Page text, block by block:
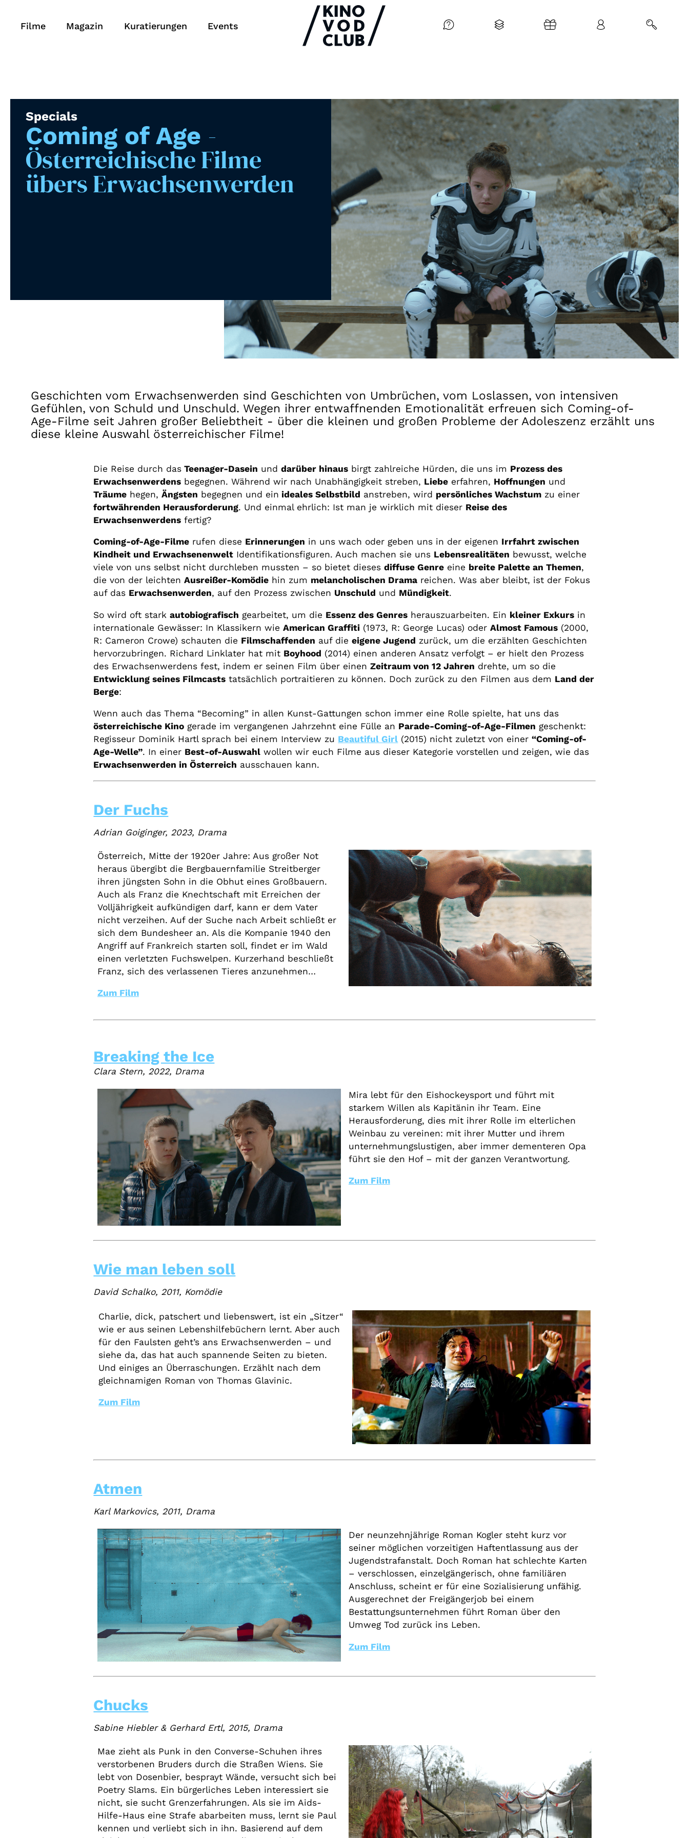
Kuratierungen
So geht’s
Filmpakete
Gutscheine
& Filmpässe
Account
Suche
Filme Magazin Kuratierungen Events
Specials
Coming of Age -
Österreichische Filme
übers Erwachsenwerden
Geschichten vom Erwachsenwerden sind Geschichten von Umbrüchen, vom Loslassen, von intensiven
Gefühlen, von Schuld und Unschuld. Wegen ihrer entwaffnenden Emotionalität erfreuen sich Coming-of-
Age-Filme seit Jahren großer Beliebtheit - über die kleinen und großen Probleme der Adoleszenz erzählt uns
diese kleine Auswahl österreichischer Filme!
Die Reise durch das Teenager-Dasein unddarüber hinaus birgt zahlreiche Hürden, die uns im Prozess des
Erwachsenwerdens begegnen. Während wir nach Unabhängigkeit streben, Liebe erfahren, Hoffnungen und
Träume hegen,Ängsten begegnen und ein ideales Selbstbild anstreben, wird persönliches Wachstum zu einer
fortwährenden Herausforderung. Und einmal ehrlich: Ist man je wirklich mit dieser Reise des
Erwachsenwerdens fertig?
Coming-of-Age-Filme rufen diese Erinnerungen in uns wach oder geben uns in der eigenen Irrfahrt zwischen
Kindheit und Erwachsenenwelt Identifikationsfiguren. Auch machen sie uns Lebensrealitäten bewusst, welche
viele von uns selbst nicht durchleben mussten – so bietet diesesdiffuse Genre eine breite Palette an Themen,
die von der leichtenAusreißer-Komödie hin zum melancholischen Drama reichen. Was aber bleibt, ist der Fokus
auf das Erwachsenwerden, auf den Prozess zwischen Unschuld und Mündigkeit.
So wird oft starkautobiografisch gearbeitet, um die Essenz des Genres herauszuarbeiten. Ein kleiner Exkurs in
internationale Gewässer: In Klassikern wieAmerican Graffiti (1973, R: George Lucas) oderAlmost Famous (2000,
R: Cameron Crowe) schauten die Filmschaffenden auf dieeigene Jugend zurück, um die erzählten Geschichten
hervorzubringen. Richard Linklater hat mit Boyhood (2014) einen anderen Ansatz verfolgt – er hielt den Prozess
des Erwachsenwerdens fest, indem er seinen Film über einenZeitraum von 12 Jahren drehte, um so die
Entwicklung seines Filmcasts tatsächlich portraitieren zu können. Doch zurück zu den Filmen aus dem Land der
Berge:
Wenn auch das Thema “Becoming” in allen Kunst-Gattungen schon immer eine Rolle spielte, hat uns das
österreichische Kino gerade im vergangenen Jahrzehnt eine Fülle an Parade-Coming-of-Age-Filmen geschenkt:
Regisseur Dominik Hartl sprach bei einem Interview zu Beautiful Girl (2015) nicht zuletzt von einer“Coming-of-
Age-Welle”. In einer Best-of-Auswahl wollen wir euch Filme aus dieser Kategorie vorstellen und zeigen, wie das
Erwachsenwerden in Österreich ausschauen kann.
Der Fuchs
Adrian Goiginger, 2023, Drama
Österreich, Mitte der 1920er Jahre: Aus großer Not
heraus übergibt die Bergbauernfamilie Streitberger
ihren jüngsten Sohn in die Obhut eines Großbauern.
Auch als Franz die Knechtschaft mit Erreichen der
Volljährigkeit aufkündigen darf, kann er dem Vater
nicht verzeihen. Auf der Suche nach Arbeit schließt er
sich dem Bundesheer an. Als die Kompanie 1940 den
Angriff auf Frankreich starten soll, findet er im Wald
einen verletzten Fuchswelpen. Kurzerhand beschließt
Franz, sich des verlassenen Tieres anzunehmen…
Zum Film
Breaking the Ice
Clara Stern, 2022, Drama
Mira lebt für den Eishockeysport und führt mit
starkem Willen als Kapitänin ihr Team. Eine
Herausforderung, dies mit ihrer Rolle im elterlichen
Weinbau zu vereinen: mit ihrer Mutter und ihrem
unternehmungslustigen, aber immer dementeren Opa
führt sie den Hof – mit der ganzen Verantwortung.
Zum Film
Wie man leben soll
David Schalko, 2011, Komödie
Charlie, dick, patschert und liebenswert, ist ein „Sitzer“
wie er aus seinen Lebenshilfebüchern lernt. Aber auch
für den Faulsten geht’s ans Erwachsenwerden – und
siehe da, das hat auch spannende Seiten zu bieten.
Und einiges an Überraschungen. Erzählt nach dem
gleichnamigen Roman von Thomas Glavinic.
Zum Film
Atmen
Karl Markovics, 2011, Drama
Der neunzehnjährige Roman Kogler steht kurz vor
seiner möglichen vorzeitigen Haftentlassung aus der
Jugendstrafanstalt. Doch Roman hat schlechte Karten
– verschlossen, einzelgängerisch, ohne familiären
Anschluss, scheint er für eine Sozialisierung unfähig.
Ausgerechnet der Freigängerjob bei einem
Bestattungsunternehmen führt Roman über den
Umweg Tod zurück ins Leben.
Zum Film
Chucks
Sabine Hiebler & Gerhard Ertl, 2015, Drama
Mae zieht als Punk in den Converse-Schuhen ihres
verstorbenen Bruders durch die Straßen Wiens. Sie
lebt von Dosenbier, besprayt Wände, versucht sich bei
Poetry Slams. Ein bürgerliches Leben interessiert sie
nicht, sie sucht Grenzerfahrungen. Als sie im Aids-
Hilfe-Haus eine Strafe abarbeiten muss, lernt sie Paul
kennen und verliebt sich in ihn. Basierend auf dem